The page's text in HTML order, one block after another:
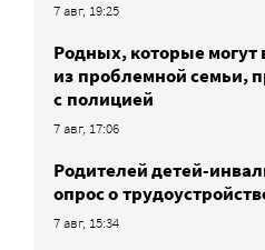
7 авг, 19:25
Родных, которые могут
из проблемной семьи,
с полицией
7 авг, 17:06
Родителей детей-
опрос о
7 авг, 15:34